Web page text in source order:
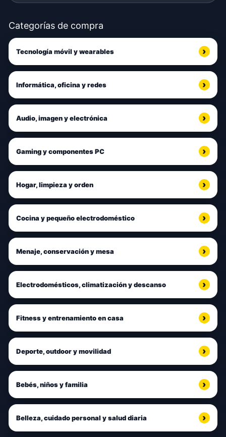
Categorías de compra
Tecnología móvil y wearables
Informática, oficina y redes
Audio, imagen y electrónica
Gaming y componentes PC
Hogar, limpieza y orden
Cocina y pequeño electrodoméstico
Menaje, conservación y mesa
Electrodomésticos, climatización y descanso
Fitness y entrenamiento en casa
Deporte, outdoor y movilidad
Bebés, niños y familia
Belleza, cuidado personal y salud diaria